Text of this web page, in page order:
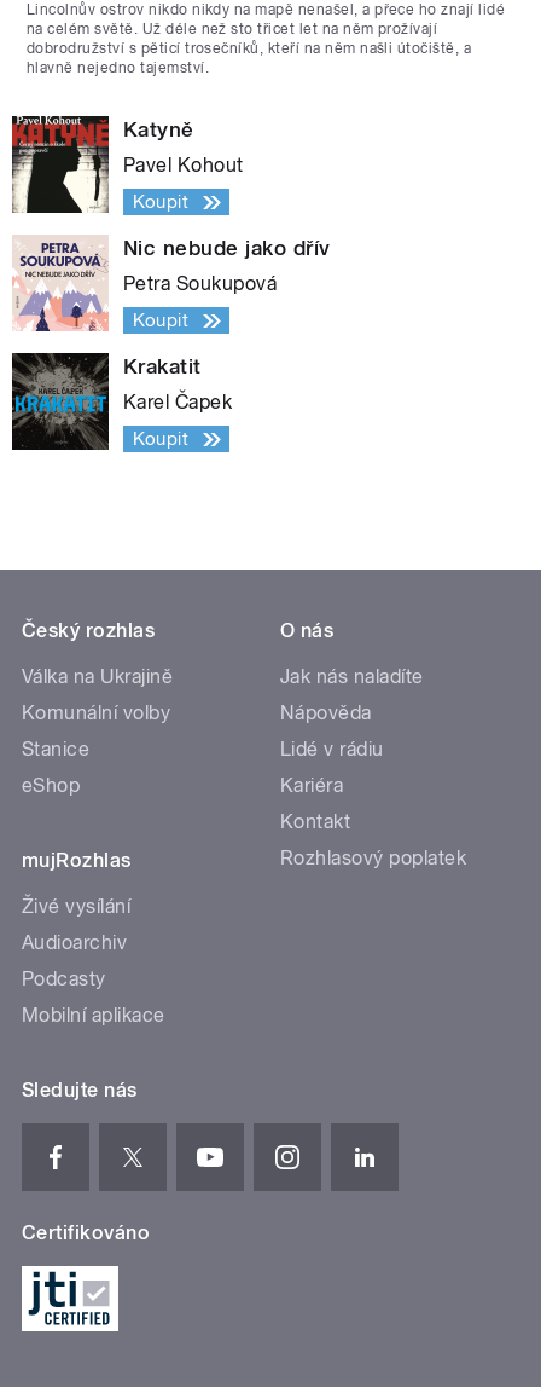
Lincolnův ostrov nikdo nikdy na mapě nenašel, a přece ho znají lidé
na celém světě. Už déle než sto třicet let na něm prožívají
dobrodružství s pěticí trosečníků, kteří na něm našli útočiště, a
hlavně nejedno tajemství.
Katyně
Pavel Kohout
Koupit
Nic nebude jako dřív
Petra Soukupová
Koupit
Krakatit
Karel Čapek
Koupit
Český rozhlas
Válka na Ukrajině
Komunální volby
Stanice
eShop
mujRozhlas
Živé vysílání
Audioarchiv
Podcasty
Mobilní aplikace
O nás
Jak nás naladíte
Nápověda
Lidé v rádiu
Kariéra
Kontakt
Rozhlasový poplatek
Sledujte nás
Certifikováno